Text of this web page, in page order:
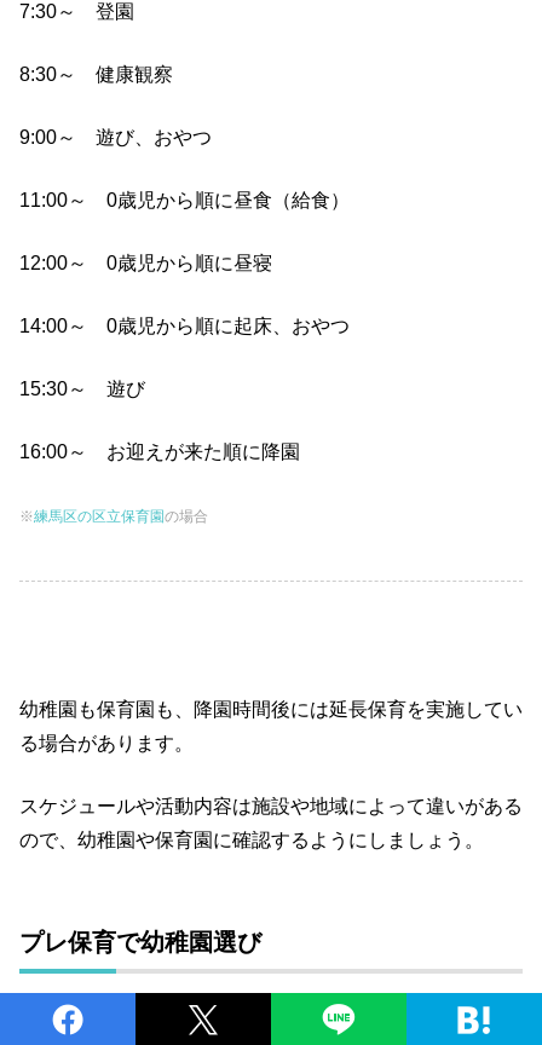
7:30～ 登園
8:30～ 健康観察
9:00～ 遊び、おやつ
11:00～ 0歳児から順に昼食（給食）
12:00～ 0歳児から順に昼寝
14:00～ 0歳児から順に起床、おやつ
15:30～ 遊び
16:00～ お迎えが来た順に降園
※練馬区の区立保育園の場合
幼稚園も保育園も、降園時間後には延長保育を実施してい
る場合があります。
スケジュールや活動内容は施設や地域によって違いがある
ので、幼稚園や保育園に確認するようにしましょう。
プレ保育で幼稚園選び
「いきなり我が子を幼稚園に入れるのは心配」という方も